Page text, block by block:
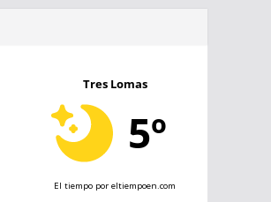
Tres Lomas
5º
El tiempo por eltiempoen.com